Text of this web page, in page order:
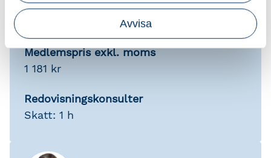
Avvisa
Pris exkl. moms
Medlemspris exkl. moms
1 181 kr
Redovisningskonsulter
Skatt: 1 h